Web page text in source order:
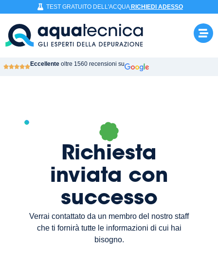
TEST GRATUITO DELL'ACQUA RICHIEDI ADESSO
Eccellente oltre 1560 recensioni su
Richiesta
inviata con
successo
Verrai contattato da un membro del nostro staff
che ti fornirà tutte le informazioni di cui hai
bisogno.